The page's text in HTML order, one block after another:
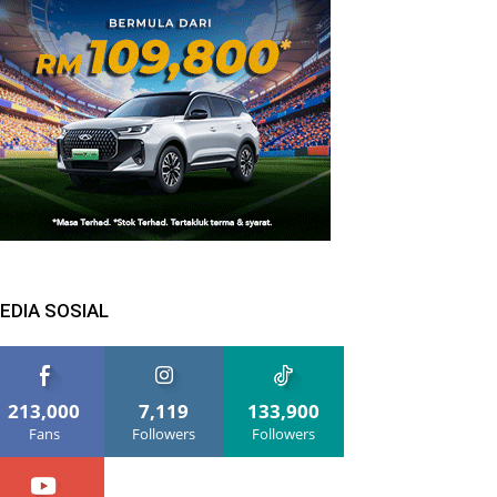
SOSIAL
213,000
Fans
7,119
Followers
133,900
Followers